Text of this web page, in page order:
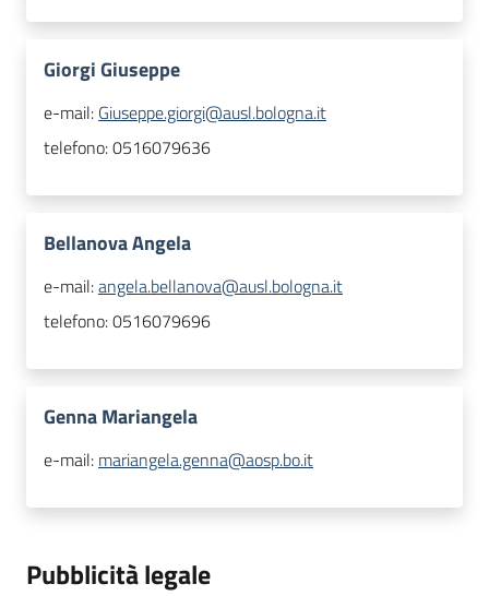
Giorgi Giuseppe
e-mail: Giuseppe.giorgi@ausl.bologna.it
telefono:0516079636
Bellanova Angela
e-mail:angela.bellanova@ausl.bologna.it
telefono:0516079696
Genna Mariangela
e-mail: mariangela.genna@aosp.bo.it
Pubblicità legale